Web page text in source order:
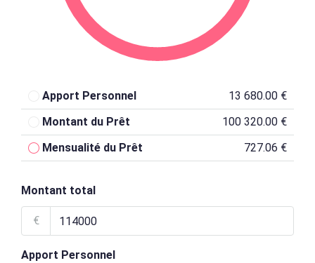
Apport Personnel
13 680.00 €
Montant du Prêt
100 320.00 €
Mensualité du Prêt
727.06 €
Montant total
€
Apport Personnel